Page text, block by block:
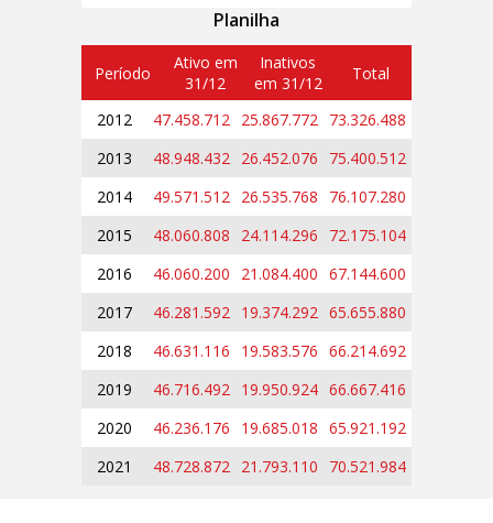
Planilha
Período
Ativo em
31/12
Inativos
em 31/12
Total
2012 47.458.712 25.867.772 73.326.488
2013
48.948.432 26.452.076
75.400.512
2014
49.571.512 26.535.768
76.107.280
2015
48.060.808 24.114.296
72.175.104
2016
46.060.200 21.084.400 67.144.600
2017
46.281.592 19.374.292 65.655.880
2018
46.631.116 19.583.576 66.214.692
2019
46.716.492 19.950.924 66.667.416
2020
46.236.176 19.685.018 65.921.192
2021
48.728.872 21.793.110 70.521.984